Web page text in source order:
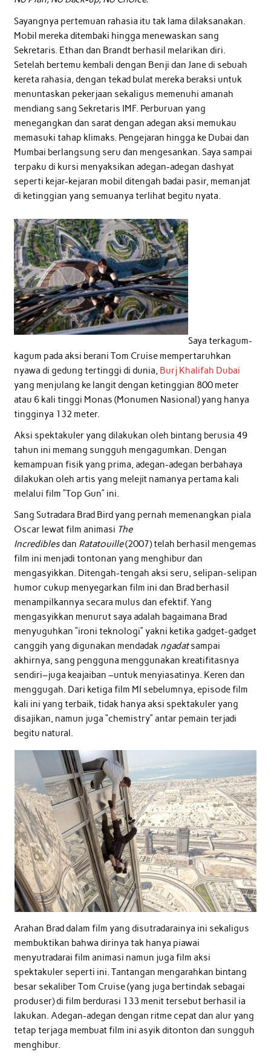
Sayangnya pertemuan rahasia itu tak lama dilaksanakan.
Mobil mereka ditembaki hingga menewaskan sang
Sekretaris. Ethan dan Brandt berhasil melarikan diri.
Setelah bertemu kembali dengan Benji dan Jane di sebuah
kereta rahasia, dengan tekad bulat mereka beraksi untuk
menuntaskan pekerjaan sekaligus memenuhi amanah
mendiang sang Sekretaris IMF. Perburuan yang
menegangkan dan sarat dengan adegan aksi memukau
memasuki tahap klimaks. Pengejaran hingga ke Dubai dan
Mumbai berlangsung seru dan mengesankan. Saya sampai
terpaku di kursi menyaksikan adegan-adegan dashyat
seperti kejar-kejaran mobil ditengah badai pasir, memanjat
di ketinggian yang semuanya terlihat begitu nyata.
Saya terkagum-
kagum pada aksi berani Tom Cruise mempertaruhkan
nyawa di gedung tertinggi di dunia, Burj Khalifah Dubai
yang menjulang ke langit dengan ketinggian 800 meter
atau 6 kali tinggi Monas (Monumen Nasional) yang hanya
tingginya 132 meter.
Aksi spektakuler yang dilakukan oleh bintang berusia 49
tahun ini memang sungguh mengagumkan. Dengan
kemampuan fisik yang prima, adegan-adegan berbahaya
dilakukan oleh artis yang melejit namanya pertama kali
melalui film “Top Gun” ini.
Sang Sutradara Brad Bird yang pernah memenangkan piala
Oscar lewat film animasi The
Incrediblesdan Ratatouille(2007) telah berhasil mengemas
film ini menjadi tontonan yang menghibur dan
mengasyikkan. Ditengah-tengah aksi seru, selipan-selipan
humor cukup menyegarkan film ini dan Brad berhasil
menampilkannya secara mulus dan efektif. Yang
mengasyikkan menurut saya adalah bagaimana Brad
menyuguhkan “ironi teknologi” yakni ketika gadget-gadget
canggih yang digunakan mendadak ngadatsampai
akhirnya, sang pengguna menggunakan kreatifitasnya
sendiri–juga keajaiban –untuk menyiasatinya. Keren dan
menggugah. Dari ketiga film MI sebelumnya, episode film
kali ini yang terbaik, tidak hanya aksi spektakuler yang
disajikan, namun juga “chemistry” antar pemain terjadi
begitu natural.
Arahan Brad dalam film yang disutradarainya ini sekaligus
membuktikan bahwa dirinya tak hanya piawai
menyutradarai film animasi namun juga film aksi
spektakuler seperti ini. Tantangan mengarahkan bintang
besar sekaliber Tom Cruise (yang juga bertindak sebagai
produser) di film berdurasi 133 menit tersebut berhasil ia
lakukan. Adegan-adegan dengan ritme cepat dan alur yang
tetap terjaga membuat film ini asyik ditonton dan sungguh
menghibur.